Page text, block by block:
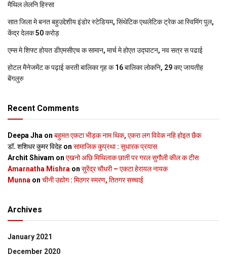
मैथिल लेलनि हिस्सा
सात जिला मे बनत बहुउद्देशीय इंडोर स्‍टेडि‍यम, सिंथेटिक एथलेटिक ट्रेक आ स्विमिंग पुल,
केंद्र देलक 50 करोड़
एम्स मे शिफ्ट होयत डीएमसीएच क सामान, मार्च मे होएत उद्घाटन, नव सत्र स पढाई
होटल मैनेजमेंट क पढ़ाई करती बालिका गृह क 16 बालिका लोकनि, 29 कए जायतीह
बेंगलुरु
Recent Comments
Deepa Jha on बहुमत एकटा भीड़क नाम थिक, एकरा लग विवेक नहि होइत छैक
डॉ. शशिधर कुमर विदेह on सामाजिक कुप्रथा : सुधारक प्रयास
Archit Shivam on एखनो अछि मिथिलाक छाती पर गरल सुगौली कील क टीस
Amarnatha Mishra on सुरेंद्र चौधरी – एकटा हेरायल नायक
Munna on चीनी उद्योग : मिठगर स्‍मरण, तितगर सच्‍चाई
Archives
January 2021
December 2020